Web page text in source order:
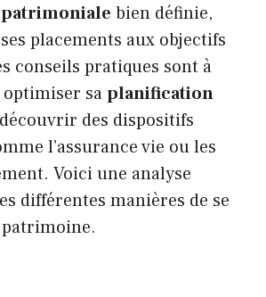
bien définie,
placements aux objectifs
conseils pratiques sont à
saplanification
des dispositifs
l’assurance vie ou les
Voici une analyse
différentes manières de se